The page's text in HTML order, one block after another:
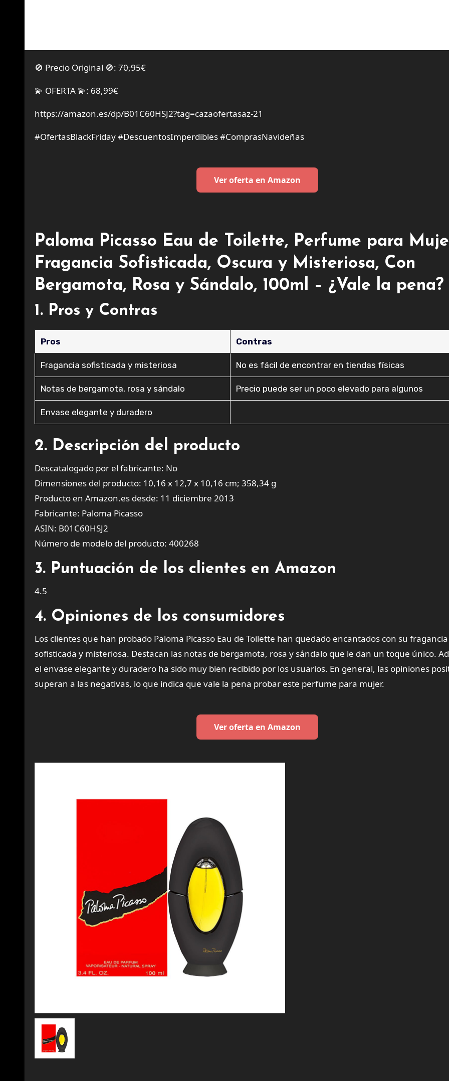
🚫 Precio Original 🚫: 70,95€
💫 OFERTA 💫: 68,99€
https://amazon.es/dp/B01C60HSJ2?tag=cazaofertasaz-21
#OfertasBlackFriday #DescuentosImperdibles #ComprasNavideñas
Ver oferta en Amazon
Paloma Picasso Eau de Toilette, Perfume para
Fragancia Sofisticada, Oscura y Misteriosa, Con
Bergamota, Rosa y Sándalo, 100ml – ¿Vale la pena?
1. Pros y Contras
Pros Contras
Fragancia sofisticada y misteriosa No es fácil de encontrar en tiendas físicas
Notas de bergamota, rosa y sándalo Precio puede ser un poco elevado para algunos
Envase elegante y duradero
2. Descripción del producto
Descatalogado por el fabricante: No
Dimensiones del producto: 10,16 x 12,7 x 10,16 cm; 358,34 g
Producto en Amazon.es desde: 11 diciembre 2013
Fabricante: Paloma Picasso
ASIN: B01C60HSJ2
Número de modelo del producto: 400268
3. Puntuación de los clientes en Amazon
4.5
4. Opiniones de los consumidores
Los clientes que han probado Paloma Picasso Eau de Toilette han quedado encantados con su fragancia
sofisticada y misteriosa. Destacan las notas de bergamota, rosa y sándalo que le dan un toque único.
el envase elegante y duradero ha sido muy bien recibido por los usuarios. En general, las opiniones
superan a las negativas, lo que indica que vale la pena probar este perfume para mujer.
Ver oferta en Amazon